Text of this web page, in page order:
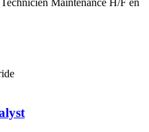
Maintenance H/F en